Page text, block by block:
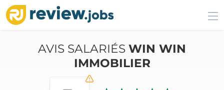
AVIS SALARIÉS WIN WIN
IMMOBILIER